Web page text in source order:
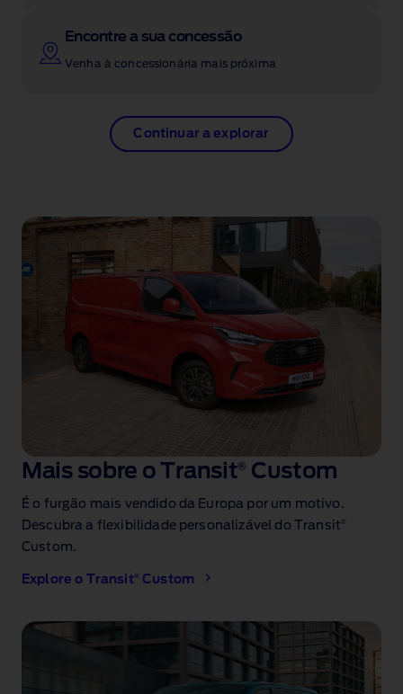
Encontre a sua concessão
Venha à concessionária mais próxima
Continuar a explorar
Mais sobre o Transit® Custom
É o furgão mais vendido da Europa por um motivo.
Descubra a flexibilidade personalizável do Transit
Custom.
Explore o Transit® Custom